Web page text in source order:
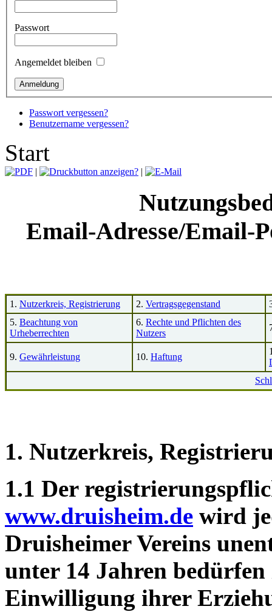
Passwort
Angemeldet bleiben
Passwort vergessen?
Benutzername vergessen?
Start
| |
Email-Adresse/Email-
1. Nutzerkreis, Registrierung 2. Vertragsgegenstand
5. Beachtung von
Urheberrechten
6. Rechte und Pflichten des
Nutzers
9. Gewährleistung 10. Haftung
1. Nutzerkreis,
1.1 Der
www.druisheim.de wird
Druisheimer Vereins
unter 14 Jahren
Einwilligung ihrer